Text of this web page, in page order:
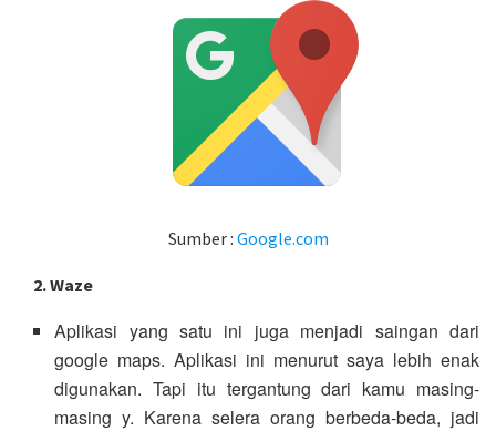
Sumber : Google.com
2. Waze
Aplikasi yang satu ini juga menjadi saingan dari
google maps. Aplikasi ini menurut saya lebih enak
digunakan. Tapi itu tergantung dari kamu masing-
masing y. Karena selera orang berbeda-beda, jadi